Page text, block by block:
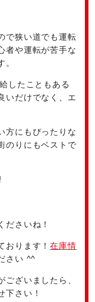
で狭い道でも運転
者や運転が苦手な
したこともある
いだけでなく、エ
方にもぴったりな
のりにもベストで
ださいね！
おります！在庫情
さい ^^
ざいましたら、
下さい！